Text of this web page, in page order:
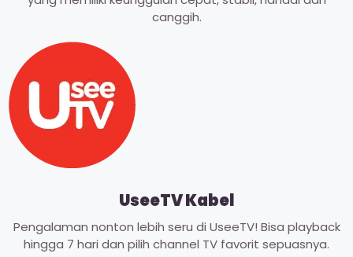
canggih.
UseeTV Kabel
Pengalaman nonton lebih seru di UseeTV! Bisa playback
hingga 7 hari dan pilih channel TV favorit sepuasnya.